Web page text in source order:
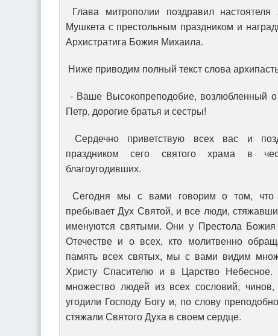
Глава митрополии поздравил
Мушкета с престольным праздником и
Архистратига Божия Михаила.
Ниже приводим полный текст слова
- Ваше Высокопреподобие, возлюбленный о
Петр, дорогие братья и сестры!
Сердечно приветствую всех вас и
праздником сего святого храма в
благоугодивших.
Сегодня мы с вами говорим о том, что
пребывает Дух Святой, и все люди,
именуются святыми. Они у Престола
Отечестве и о всех, кто молитвенно
память всех святых, мы с вами видим
Христу Спасителю и в Царство Небесное.
множество людей из всех сословий,
угодили Господу Богу и, по слову
стяжали Святого Духа в своем сердце.